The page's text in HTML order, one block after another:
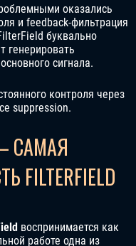
оказались
и feedback-фильтрация
буквально
генерировать
сигнала.
контроля через
suppression.
— САМАЯ
FILTERFIELD
воспринимается как
работе одна из